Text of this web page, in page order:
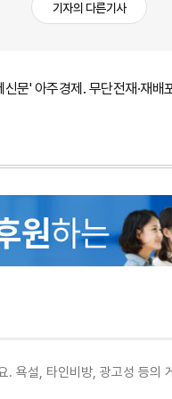
기자의 다른기사
문' 아주경제. 무단전재·재배